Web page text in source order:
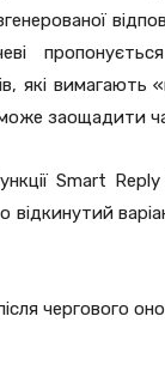
які вимагають
заощадити
Smart
чергового